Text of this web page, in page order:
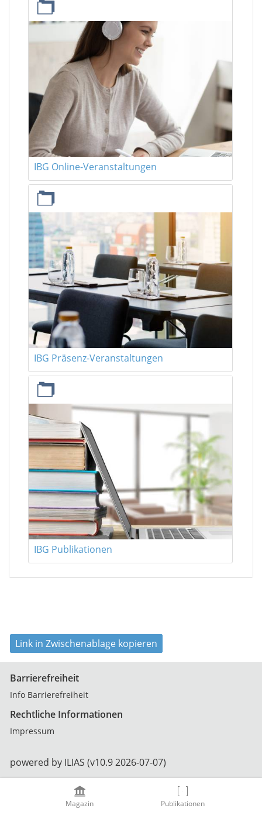
Magazin Publikationen
IBG Online-Veranstaltungen
IBG Präsenz-Veranstaltungen
IBG Publikationen
Link in Zwischenablage kopieren
Barrierefreiheit
Info Barrierefreiheit
Rechtliche Informationen
Impressum
powered by ILIAS (v10.9 2026-07-07)